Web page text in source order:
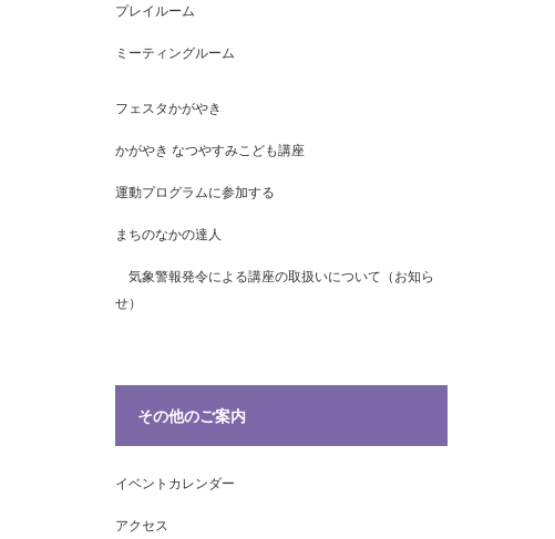
プレイルーム
ミーティングルーム
フェスタかがやき
かがやき なつやすみこども講座
運動プログラムに参加する
まちのなかの達人
気象警報発令による講座の取扱いについて（お知ら
せ）
その他のご案内
イベントカレンダー
アクセス